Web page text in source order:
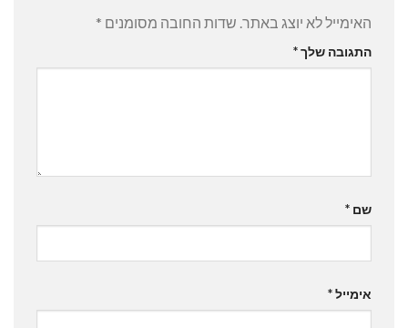
האימייל לא יוצג באתר. שדות החובה מסומנים *
התגובה שלך*
שם *
אימייל*